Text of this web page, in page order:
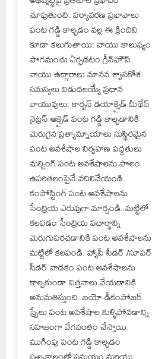
చూపుతుంది. పర్యావరణ ప్రభావాలు
పంట గడ్డి కాల్చడం వల్ల ఈ క్రిందివి
కూడా కలుగుతాయి: వాయు కాలుష్యం
పొగమంచు ఏర్పడటం గ్రీన్‌హౌస్
వాయు ఉద్గారాలు మానవ శ్వాసకోశ
సమస్యలు విడుదలయ్యే ప్రధాన
వాయువులు: కార్బన్ డయాక్సైడ్ మీథేన్
నైట్రస్ ఆక్సైడ్ పంట గడ్డి కాల్చడానికి
మెరుగైన ప్రత్యామ్నాయాలు సుస్థిరమైన
పంట అవశేషాల నిర్వహణ పద్ధతులు
మల్చింగ్ పంట అవశేషాలను పొలం
ఉపరితలంపైనే వదిలివేయండి.
కంపోస్టింగ్ పంట అవశేషాలను
సేంద్రియ ఎరువుగా మార్చండి. మట్టిలో
కలపడం సేంద్రియ పదార్థాన్ని
మెరుగుపరచడానికి పంట అవశేషాలను
మట్టిలో కలపండి. హ్యాపీ సీడర్ /సూపర్
సీడర్ వాడకం పంట అవశేషాలను
కాల్చకుండా విత్తనాలు వేయడానికి
అనుమతిస్తుంది. బయో-డీకంపోజర్
స్ప్రేలు పంట అవశేషాల కుళ్ళిపోవడాన్ని
సహజంగా వేగవంతం చేస్తాయి.
ముగింపు పంట గడ్డి కాల్చడం